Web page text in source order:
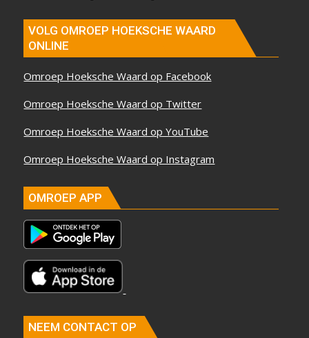
VOLG OMROEP HOEKSCHE WAARD
ONLINE
Omroep Hoeksche Waard op Facebook
Omroep Hoeksche Waard op Twitter
Omroep Hoeksche Waard op YouTube
Omroep Hoeksche Waard op Instagram
OMROEP APP
NEEM CONTACT OP